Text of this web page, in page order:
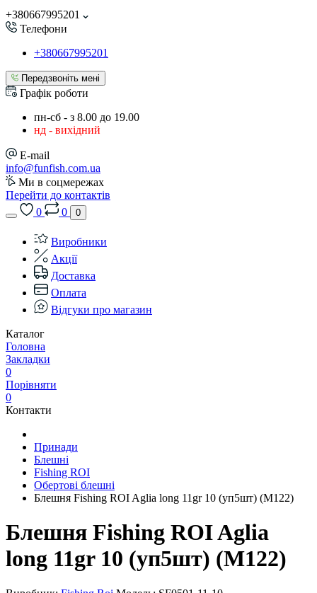
+380667995201
Телефони
+380667995201
Передзвоніть мені
Графік роботи
пн-сб - з 8.00 до 19.00
нд - вихідний
E-mail
info@funfish.com.ua
Ми в соцмережах
Перейти до контактів
0
0 0
Виробники
Акції
Доставка
Оплата
Відгуки про магазин
Каталог
Головна
Закладки
0
Порівняти
0
Контакти
Принади
Блешні
Fishing ROI
Обертові блешні
Блешня Fishing ROI Aglia long 11gr 10 (уп5шт) (M122)
Блешня Fishing ROI Aglia
long 11gr 10 (уп5шт) (M122)